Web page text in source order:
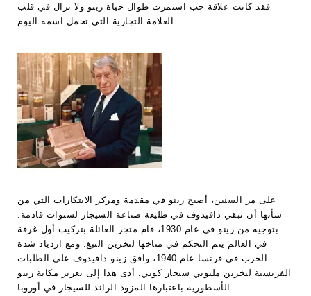
فقد كانت علاقة حب استمرت طوال حياة زينو ولا تزال في قلب
على مر السنين، أصبح زينو في مقدمة ومركز الابتكارات التي من
شأنها أن تبقي دافيدوف في طليعة صناعة السيجار لسنوات قادمة.
بتوجيه من زينو في عام 1930، قام متجر العائلة بتركيب أول غرفة
في العالم يتم التحكم في مناخها لتخزين التبغ. ومع ازدياد شدة
الحرب في فرنسا عام 1940، وافق زينو دافيدوف على الطلبات
الفرنسية لتخزين مليوني سيجار كوبي. أدى هذا إلى تعزيز مكانة زينو